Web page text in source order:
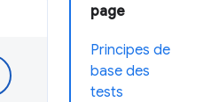
page
Principes de
base des
tests